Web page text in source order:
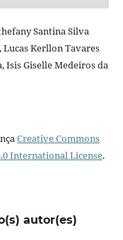
Santina Silva
Lucas Kerllon Tavares
Isis Giselle Medeiros da
Creative Commons
International License.
autor(es)